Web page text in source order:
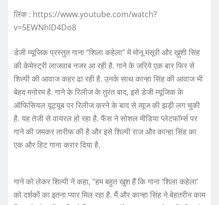
लिंक : https://www.youtube.com/watch?
v=5EWNhlD4Do8
डेजी म्यूजिक प्रस्तुत गाना “शिला कहेला” में मोनू मंसूरी और ख़ुशी सिंह
की केमेस्ट्री लाजवाब नजर आ रही है. गाने के जरिये एक बार फिर से
शिल्पी की आवाज कहर ढा रही है. उनके साथ कान्हा सिंह की आवाज भी
बेहद मनोरम है. गाने के रिलीज के तुरंत बाद, इसे डेजी म्यूजिक के
ऑफिसियल यूट्यूब पर रिलीज करने के बाद से व्यूज की झड़ी लग चुकी
है. यह तेजी से वायरल हो रहा है. फैंस ने सोशल मीडिया प्लेटफॉर्म्स पर
गाने की जमकर तारीफ की है और इसे शिल्पी राज और कान्हा सिंह का
एक और हिट गाना करार दिया है.
गाने को लेकर शिल्पी ने कहा, “हम बहुत खुश हैं कि गाना ‘शिला कहेला’
को दर्शकों का इतना प्यार मिल रहा है. मैं और कान्हा सिंह ने बेहतरीन काम